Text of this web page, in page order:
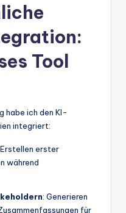
Tool
habe ich den KI-
integriert:
Erstellen erster
während
: Generieren
für